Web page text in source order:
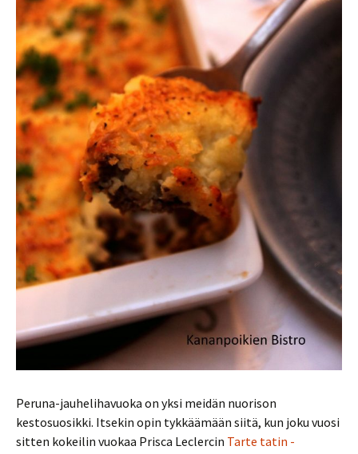
Peruna-jauhelihavuoka on yksi meidän nuorison
kestosuosikki. Itsekin opin tykkäämään siitä, kun joku vuosi
sitten kokeilin vuokaa Prisca Leclercin Tarte tatin -